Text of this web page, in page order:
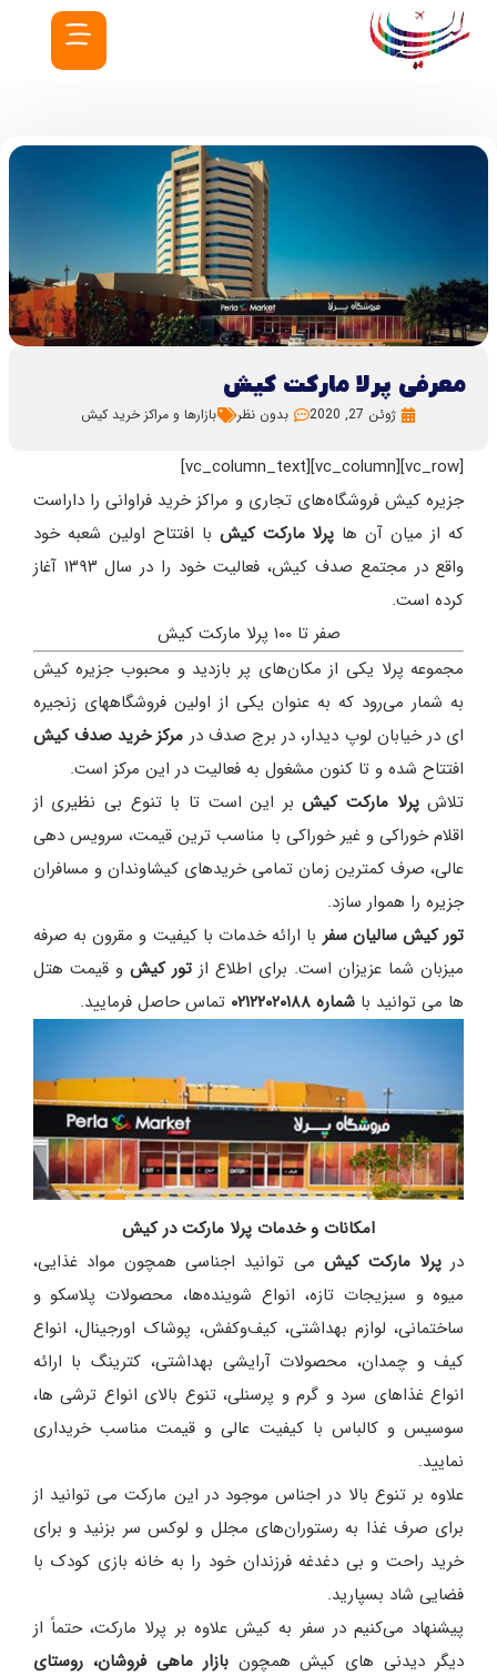
معرفی پرلا مارکت کیش
ژوئن 27, 2020 بدون نظر بازارها و مراکز خرید کیش
[vc_row][vc_column][vc_column_text]
جزیره کیش فروشگاه‌های تجاری و مراکز خرید فراوانی را داراست
که از میان آن ها پرلا مارکت کیش با افتتاح اولین شعبه خود
واقع در مجتمع صدف کیش، فعالیت خود را در سال ۱۳۹۳ آغاز
کرده است.
صفر تا ۱۰۰ پرلا مارکت کیش
مجموعه پرلا یکی از مکان‌های پر بازدید و محبوب جزیره کیش
به شمار می‌رود که به عنوان یکی از اولین فروشگاه‎های زنجیره
ای در خیابان لوپ دیدار، در برج صدف در مرکز خرید صدف کیش
افتتاح شده و تا کنون مشغول به فعالیت در این مرکز است.
تلاشپرلا مارکت کیشبر این است تا با تنوع بی نظیری از
اقلام خوراکی و غیر خوراکی با مناسب ترین قیمت، سرویس دهی
عالی، صرف کمترین زمان تمامی خریدهای کیشاوندان و مسافران
جزیره را هموار سازد.
تور کیش سالیان سفر با ارائه خدمات با کیفیت و مقرون به صرفه
میزبان شما عزیزان است. برای اطلاع ازتور کیش و قیمت هتل
ها می توانید با شماره ۰۲۱۲۲۰۲۰۱۸۸ تماس حاصل فرمایید.
امکانات و خدمات پرلا مارکت در کیش
در پرلا مارکت کیش می توانید اجناسی همچون مواد غذایی،
میوه و سبزیجات تازه، انواع شوینده‌ها، محصولات پلاسکو و
ساختمانی، لوازم بهداشتی، کیف‌وکفش، پوشاک اورجینال، انواع
کیف و چمدان، محصولات آرایشی بهداشتی، کترینگ با ارائه
انواع غذاهای سرد و گرم و پرسنلی، تنوع بالای انواع ترشی ها،
سوسیس و کالباس با کیفیت عالی و قیمت مناسب خریداری
نمایید.
علاوه بر تنوع بالا در اجناس موجود در این مارکت می توانید از
برای صرف غذا به رستوران‌های مجلل و لوکس سر بزنید و برای
خرید راحت و بی دغدغه فرزندان خود را به خانه بازی کودک با
فضایی شاد بسپارید.
پیشنهاد می‌کنیم در سفر به کیش علاوه بر پرلا مارکت، حتماً از
دیگر دیدنی های کیش همچونبازار ماهی فروشان، روستای